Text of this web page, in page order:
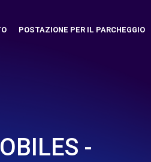
POSTAZIONE PER IL PARCHEGGIO
-